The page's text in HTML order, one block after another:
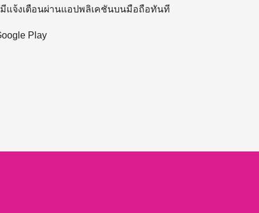
แจ้งเตือนผ่านแอปพลิเคชันบนมือถือทันที
Play